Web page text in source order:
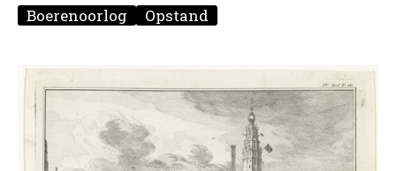
Boerenoorlog Opstand